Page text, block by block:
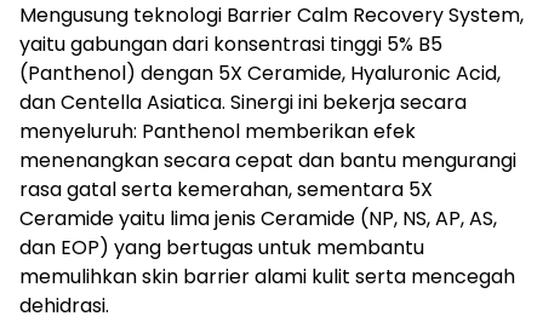
Mengusung teknologi Barrier Calm Recovery System,
yaitu gabungan dari konsentrasi tinggi 5% B5
(Panthenol) dengan 5X Ceramide, Hyaluronic Acid,
dan Centella Asiatica. Sinergi ini bekerja secara
menyeluruh: Panthenol memberikan efek
menenangkan secara cepat dan bantu mengurangi
rasa gatal serta kemerahan, sementara 5X
Ceramide yaitu lima jenis Ceramide (NP, NS, AP, AS,
dan EOP) yang bertugas untuk membantu
memulihkan skin barrier alami kulit serta mencegah
dehidrasi.